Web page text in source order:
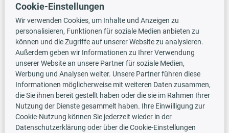
Zahlungsarten
Vorauskasse
Versandarten
Cookie-Einstellungen
Wir verwenden Cookies, um Inhalte und Anzeigen zu
personalisieren, Funktionen für soziale Medien anbieten zu
können und die Zugriffe auf unserer Website zu analysieren.
Außerdem geben wir Informationen zu Ihrer Verwendung
unserer Website an unsere Partner für soziale Medien,
Werbung und Analysen weiter. Unsere Partner führen diese
Informationen möglicherweise mit weiteren Daten zusammen,
die Sie ihnen bereit gestellt haben oder die sie im Rahmen Ihrer
Nutzung der Dienste gesammelt haben. Ihre Einwilligung zur
Cookie-Nutzung können Sie jederzeit wieder in der
Datenschutzerklärung oder über die Cookie-Einstellungen